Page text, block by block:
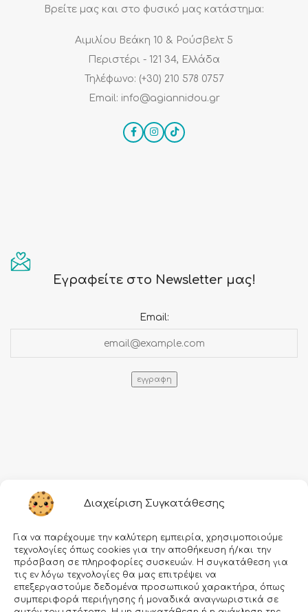
Διαχείριση Συγκατάθεσης
Για να παρέχουμε την καλύτερη εμπειρία, χρησιμοποιούμε
τεχνολογίες όπως cookies για την αποθήκευση ή/και την
πρόσβαση σε πληροφορίες συσκευών. Η συγκατάθεση για
τις εν λόγω τεχνολογίες θα μας επιτρέψει να
επεξεργαστούμε δεδομένα προσωπικού χαρακτήρα, όπως
συμπεριφορά περιήγησης ή μοναδικά αναγνωριστικά σε
Βρείτε μας και στο φυσικό μας κατάστημα:
Αιμιλίου Βεάκη 10 & Ρούσβελτ 5
Περιστέρι - 121 34, Ελλάδα
Τηλέφωνο: (+30) 210 578 0757
Email: info@agiannidou.gr
Εγραφείτε στο Newsletter μας!
Email:
Τρόποι πληρωμής
Όροι χρήσης
Προσωπικά δεδομένα